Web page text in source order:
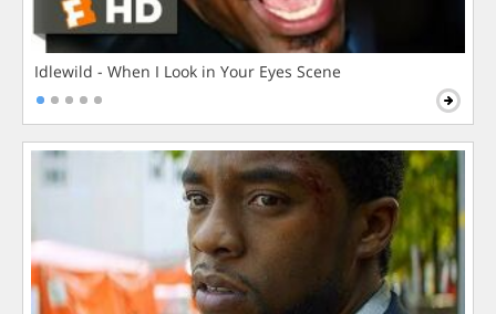
Idlewild - When I Look in Your Eyes Scene